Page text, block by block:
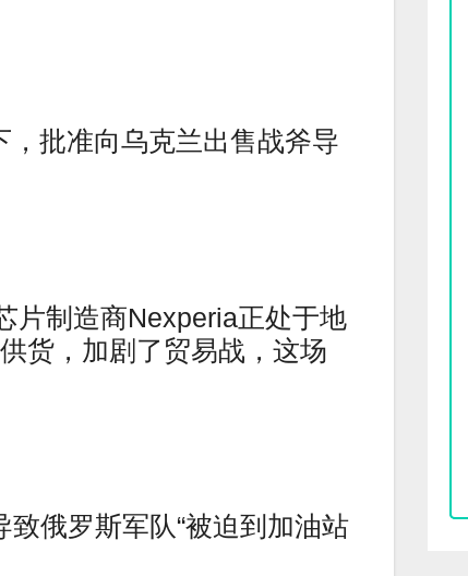
批准向乌克兰出售战斧导
片制造商Nexperia正处于地
货，加剧了贸易战，这场
俄罗斯军队“被迫到加油站